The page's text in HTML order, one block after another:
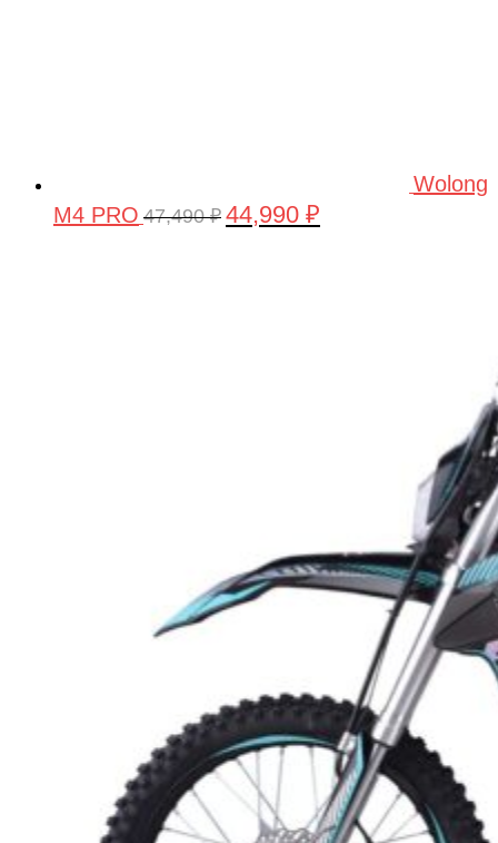
Wolong
M4 PRO 47,490₽ Первоначальная
44,990 ₽